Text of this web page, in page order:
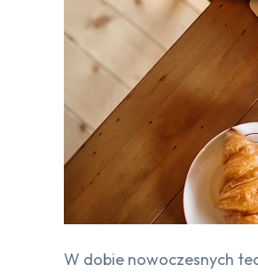
W dobie nowoczesnych